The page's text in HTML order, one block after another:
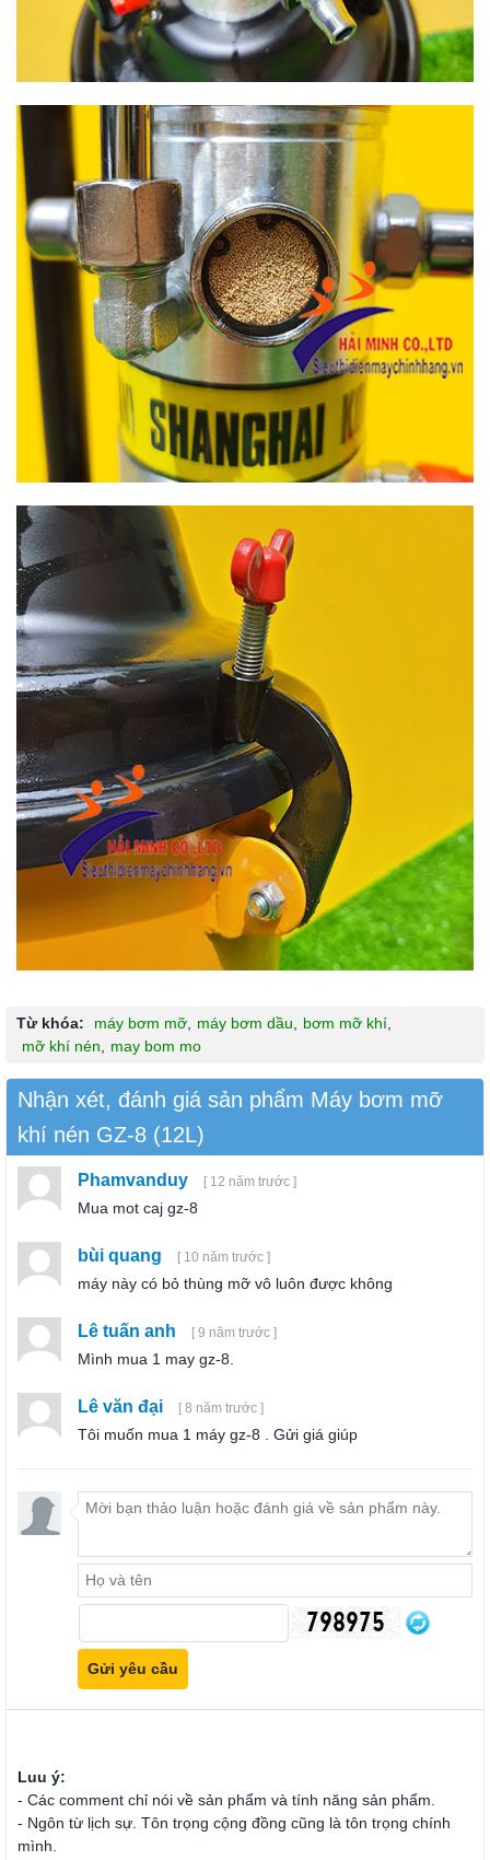
Từ khóa: máy bơm mỡ máy bơm dầu bơm mỡ khí
mỡ khí nén
may bom mo
Nhận xét, đánh giá sản phẩm Máy bơm mỡ
khí nén GZ-8 (12L)
Phamvanduy [ 12 năm trước ]
Mua mot caj gz-8
bùi quang [ 10 năm trước ]
máy này có bỏ thùng mỡ vô luôn được không
Lê tuấn anh [ 9 năm trước ]
Mình mua 1 may gz-8.
Lê văn đại [ 8 năm trước ]
Tôi muốn mua 1 máy gz-8 . Gửi giá giúp
Luu ý:
- Các comment chỉ nói về sản phẩm và tính năng sản phẩm.
- Ngôn từ lịch sự. Tôn trọng cộng đồng cũng là tôn trọng chính
mình.